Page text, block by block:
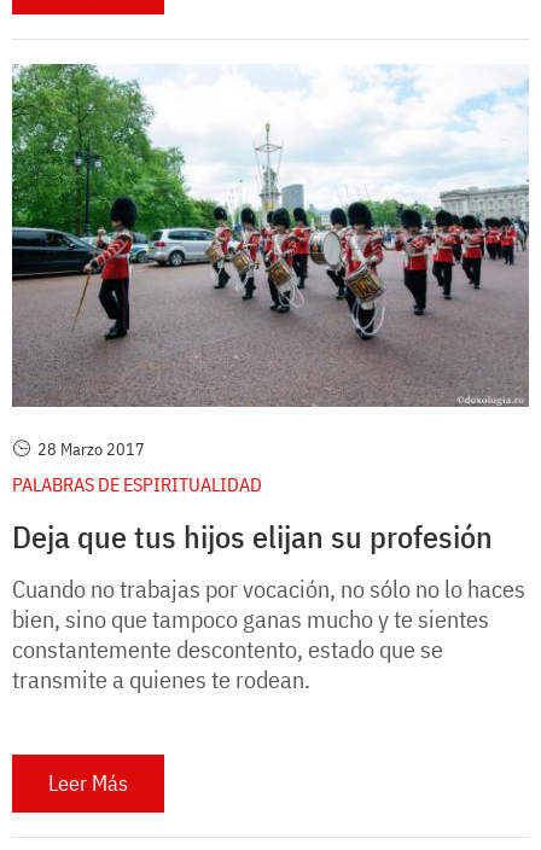
28 Marzo 2017
PALABRAS DE ESPIRITUALIDAD
Deja que tus hijos elijan su profesión
Cuando no trabajas por vocación, no sólo no lo haces
bien, sino que tampoco ganas mucho y te sientes
constantemente descontento, estado que se
transmite a quienes te rodean.
Leer Más